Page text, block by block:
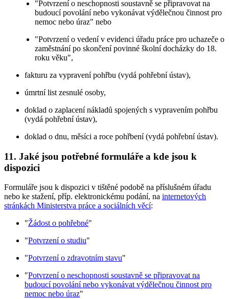
"Potvrzení o neschopnosti soustavně se připravovat na
budoucí povolání nebo vykonávat výdělečnou činnost pro
nemoc nebo úraz" nebo
"Potvrzení o vedení v evidenci úřadu práce pro uchazeče o
zaměstnání po skončení povinné školní docházky do 18.
roku věku",
fakturu za vypravení pohřbu (vydá pohřební ústav),
úmrtní list zesnulé osoby,
doklad o zaplacení nákladů spojených s vypravením pohřbu
(vydá pohřební ústav),
doklad o dnu, měsíci a roce pohřbení (vydá pohřební ústav).
11. Jaké jsou potřebné formuláře a kde jsou k
dispozici
Formuláře jsou k dispozici v tištěné podobě na příslušném úřadu
nebo ke stažení, příp. elektronickému podání, na internetových
stránkách Ministerstva práce a sociálních věcí:
"Žádost o pohřebné"
"Potvrzení o studiu"
"Potvrzení o zdravotním stavu"
"Potvrzení o neschopnosti soustavně se připravovat na
budoucí povolání nebo vykonávat výdělečnou činnost pro
nemoc nebo úraz"